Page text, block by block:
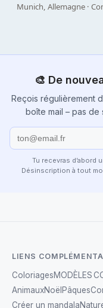
Munich, Allemagne ·
🎨 De
Reçois régulièrement
boîte mail – pas de
Tu recevras d’abord
Désinscription à tout
LIENS
ColoriagesMODÈLES
AnimauxNoël Pâques
Créer un mandala